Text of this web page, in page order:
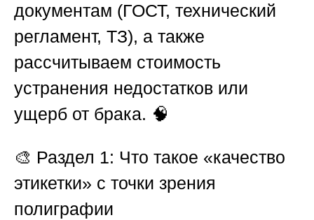
документам (ГОСТ, технический
регламент, ТЗ), а также
рассчитываем стоимость
устранения недостатков или
ущерб от брака. 🧠
🎨 Раздел 1: Что такое «качество
этикетки» с точки зрения
полиграфии